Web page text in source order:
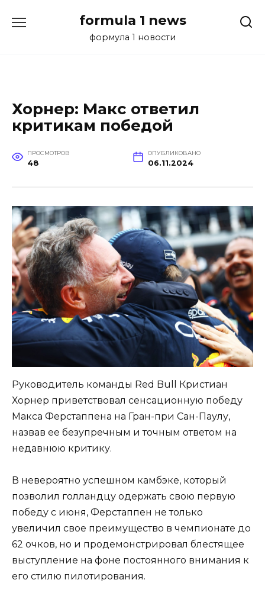
formula 1 news
формула 1 новости
Хорнер: Макс ответил
критикам победой
ПРОСМОТРОВ
48
ОПУБЛИКОВАНО
06.11.2024
Руководитель команды Red Bull Кристиан
Хорнер приветствовал сенсационную победу
Макса Ферстаппена на Гран-при Сан-Паулу,
назвав ее безупречным и точным ответом на
недавнюю критику.
В невероятно успешном камбэке, который
позволил голландцу одержать свою первую
победу с июня, Ферстаппен не только
увеличил свое преимущество в чемпионате до
62 очков, но и продемонстрировал блестящее
выступление на фоне постоянного внимания к
его стилю пилотирования.